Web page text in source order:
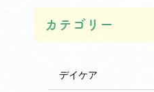
カテゴリー
デイケア